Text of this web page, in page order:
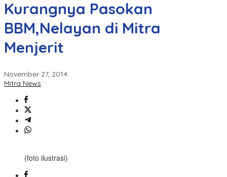
Kurangnya Pasokan
BBM,Nelayan di Mitra
Menjerit
November 27, 2014
Mitra News
(foto ilustrasi)